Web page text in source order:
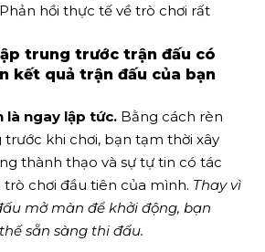
hồi thực tế về trò chơi rất
trung trước trận đấu có
kết quả trận đấu của bạn
là ngay lập tức. Bằng cách rèn
khi chơi, bạn tạm thời xây
thành thạo và sự tự tin có tác
chơi đầu tiên của mình. Thay vì
mở màn để khởi động, bạn
sẵn sàng thi đấu.